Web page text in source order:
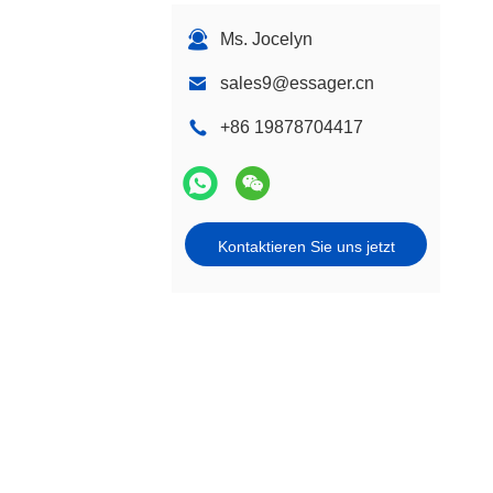
Ms. Jocelyn
sales9@essager.cn
+86 19878704417
Kontaktieren Sie uns jetzt